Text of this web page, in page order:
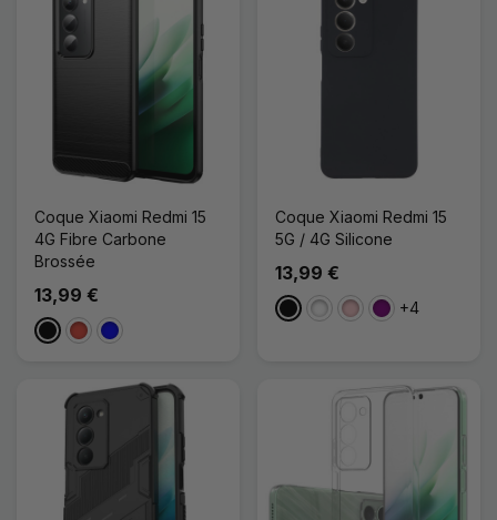
Coque Xiaomi Redmi 15
4G Fibre Carbone
Brossée
13,99 €
NoirRouge
Bleu
Coque Xiaomi Redmi 15
5G / 4G Silicone
13,99 €
NoirBlancRoseViolet
+4